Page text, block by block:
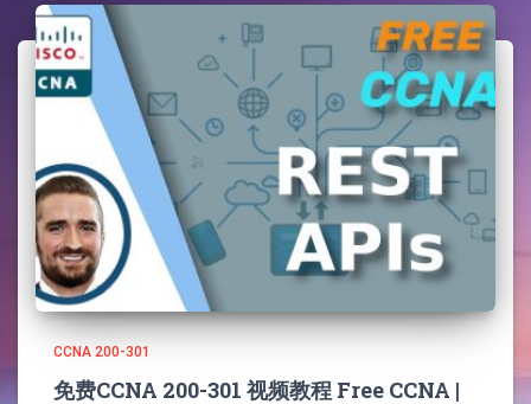
CCNA 200-301
免费CCNA 200-301 视频教程 Free CCNA |